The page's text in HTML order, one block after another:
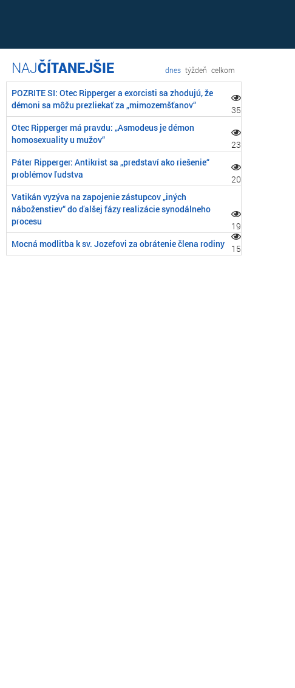
ČÍTANEJŠIE dnes týždeň celkom
POZRITE SI: Otec Ripperger a exorcisti sa zhodujú, že
démoni sa môžu prezliekať za „mimozemšťanov“
35
Otec Ripperger má pravdu: „Asmodeus je démon
homosexuality u mužov“
23
Páter Ripperger: Antikrist sa „predstaví ako riešenie“
problémov ľudstva
20
Vatikán vyzýva na zapojenie zástupcov „iných
náboženstiev“ do ďalšej fázy realizácie synodálneho
procesu
19
Mocná modlitba k sv. Jozefovi za obrátenie člena rodiny
15